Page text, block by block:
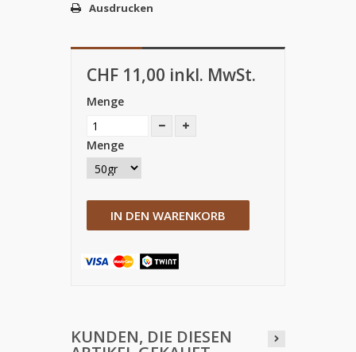
Ausdrucken
CHF 11,00 inkl. MwSt.
Menge
Menge
IN DEN WARENKORB
KUNDEN, DIE DIESEN